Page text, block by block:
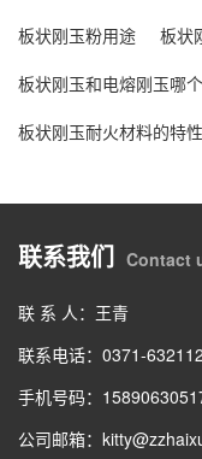
板状刚玉粉用途
板状
板状刚玉和电熔刚玉哪
板状刚玉耐火材料的特性
联系我们 Contact
联 系 人：王青
联系电话：0371-
手机号码：
公司邮箱：